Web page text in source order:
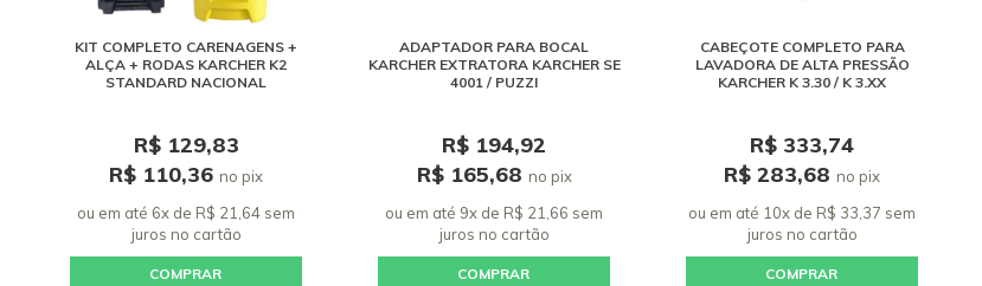
KIT COMPLETO CARENAGENS +
ALÇA + RODAS KARCHER K2
STANDARD NACIONAL
R$ 129,83
R$ 110,36 no pix
ou em até 6x de R$ 21,64 sem
juros no cartão
COMPRAR
ADAPTADOR PARA BOCAL
KARCHER EXTRATORA KARCHER SE
4001 / PUZZI
R$ 194,92
R$ 165,68 no pix
ou em até 9x de R$ 21,66 sem
juros no cartão
COMPRAR
CABEÇOTE COMPLETO PARA
LAVADORA DE ALTA PRESSÃO
KARCHER K 3.30 / K 3.XX
R$ 333,74
R$ 283,68 no pix
ou em até 10x de R$ 33,37 sem
juros no cartão
COMPRAR